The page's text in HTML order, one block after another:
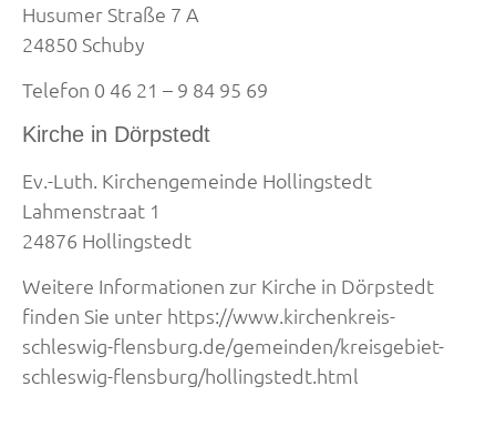
Husumer Straße 7 A
24850 Schuby
Telefon 0 46 21 – 9 84 95 69
Kirche in Dörpstedt
Ev.-Luth. Kirchengemeinde Hollingstedt
Lahmenstraat 1
24876 Hollingstedt
Weitere Informationen zur Kirche in Dörpstedt
finden Sie unter https://www.kirchenkreis-
schleswig-flensburg.de/gemeinden/kreisgebiet-
schleswig-flensburg/hollingstedt.html